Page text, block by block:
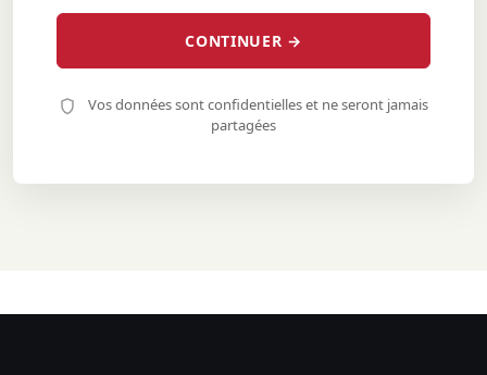
CONTINUER →
Vos données sont confidentielles et ne seront jamais
partagées